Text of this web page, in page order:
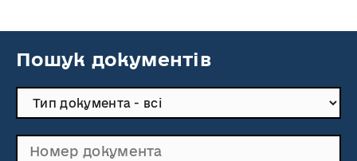
Пошук документів